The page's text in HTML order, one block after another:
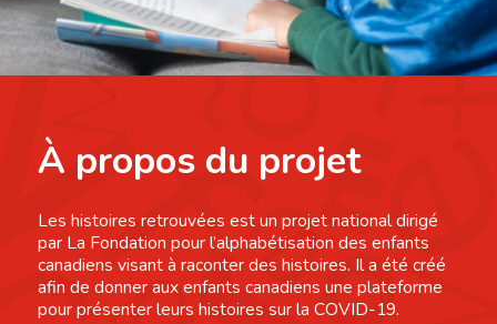
À propos du projet
Les histoires retrouvées est un projet national dirigé
par La Fondation pour l’alphabétisation des enfants
canadiens visant à raconter des histoires. Il a été créé
afin de donner aux enfants canadiens une plateforme
pour présenter leurs histoires sur la COVID-19.